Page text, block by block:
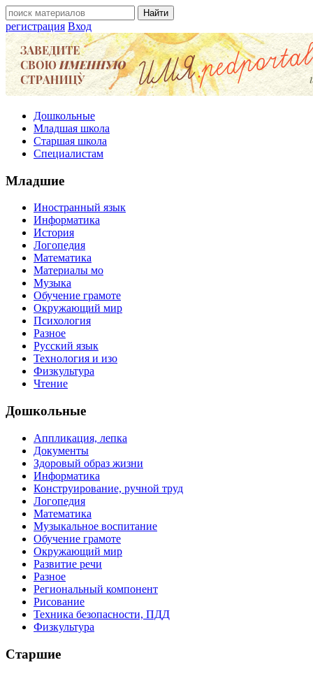
регистрация Вход
Дошкольные
Младшая школа
Старшая школа
Специалистам
Младшие
Иностранный язык
Информатика
История
Логопедия
Математика
Материалы мо
Музыка
Обучение грамоте
Окружающий мир
Психология
Разное
Русский язык
Технология и изо
Физкультура
Чтение
Дошкольные
Аппликация, лепка
Документы
Здоровый образ жизни
Информатика
Конструирование, ручной труд
Логопедия
Математика
Музыкальное воспитание
Обучение грамоте
Окружающий мир
Развитие речи
Разное
Региональный компонент
Рисование
Техника безопасности, ПДД
Физкультура
Старшие